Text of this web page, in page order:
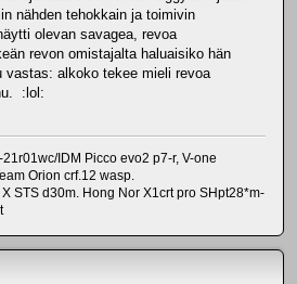
nähden tehokkain ja toimivin
olevan savagea, revoa
revon omistajalta haluaisiko hän
vastas: alkoko tekee mieli revoa
:lol:
IDM Picco evo2 p7-r, V-one
Orion crf.12 wasp.
STS d30m. Hong Nor X1crt pro SHpt28*m-